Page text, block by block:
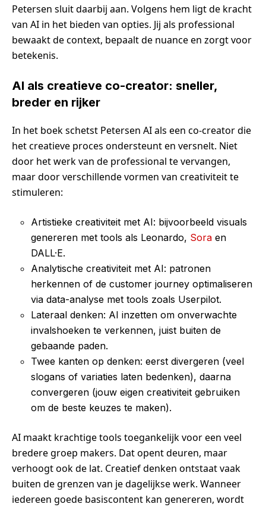
Petersen sluit daarbij aan. Volgens hem ligt de kracht
van AI in het bieden van opties. Jij als professional
bewaakt de context, bepaalt de nuance en zorgt voor
betekenis.
AI als creatieve co-creator: sneller,
breder en rijker
In het boek schetst Petersen AI als een co-creator die
het creatieve proces ondersteunt en versnelt. Niet
door het werk van de professional te vervangen,
maar door verschillende vormen van creativiteit te
stimuleren:
Artistieke creativiteit met AI: bijvoorbeeld visuals
genereren met tools als Leonardo, Sora en
DALL·E.
Analytische creativiteit met AI: patronen
herkennen of de customer journey optimaliseren
via data-analyse met tools zoals Userpilot.
Lateraal denken: AI inzetten om onverwachte
invalshoeken te verkennen, juist buiten de
gebaande paden.
Twee kanten op denken: eerst divergeren (veel
slogans of variaties laten bedenken), daarna
convergeren (jouw eigen creativiteit gebruiken
om de beste keuzes te maken).
AI maakt krachtige tools toegankelijk voor een veel
bredere groep makers. Dat opent deuren, maar
verhoogt ook de lat. Creatief denken ontstaat vaak
buiten de grenzen van je dagelijkse werk. Wanneer
iedereen goede basiscontent kan genereren, wordt